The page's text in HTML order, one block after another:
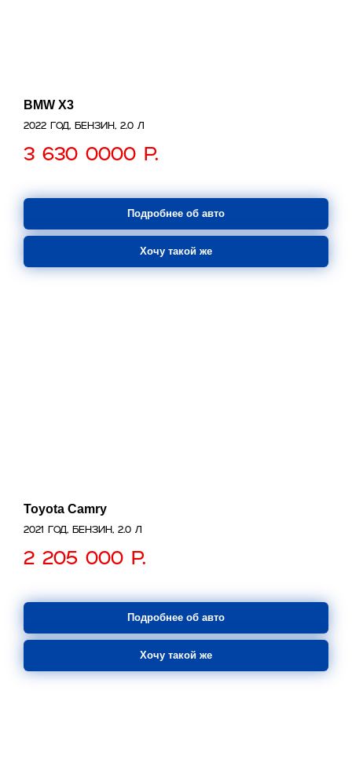
BMW X3
2022 год, бензин, 2.0 л
3 630 0000 р.
Подробнее об авто
Хочу такой же
Toyota Camry
2021 год, бензин, 2.0 л
2 205 000 р.
Подробнее об авто
Хочу такой же